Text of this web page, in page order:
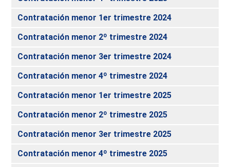
Contratación menor 1er trimestre 2024
Contratación menor 2º trimestre 2024
Contratación menor 3er trimestre 2024
Contratación menor 4º trimestre 2024
Contratación menor 1er trimestre 2025
Contratación menor 2º trimestre 2025
Contratación menor 3er trimestre 2025
Contratación menor 4º trimestre 2025